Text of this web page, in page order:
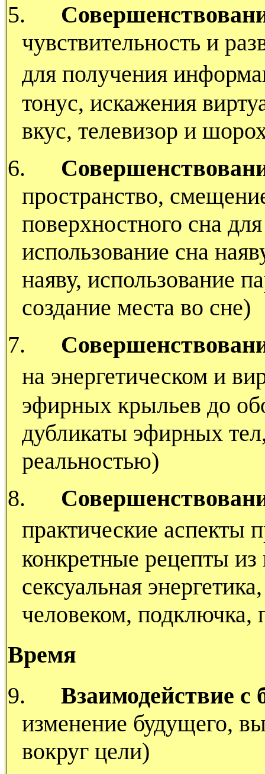
5.
чувствительность и
для получения
тонус, искажения
вкус, телевизор и
6.
пространство,
поверхностного сна
использование сна
наяву, использование
создание места во сне)
7.
на энергетическом и
эфирных крыльев до
дубликаты эфирных
реальностью)
8.
практические аспекты
конкретные рецепты из
сексуальная
человеком, подключка,
Время
9.
Взаимодействие с
изменение будущего,
вокруг цели)